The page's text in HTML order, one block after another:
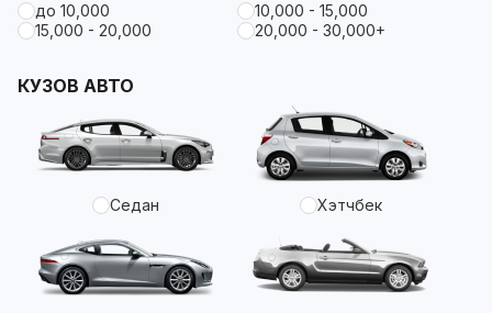
до 10,000
10,000 - 15,000
15,000 - 20,000
20,000 - 30,000+
КУЗОВ АВТО
Седан Хэтчбек